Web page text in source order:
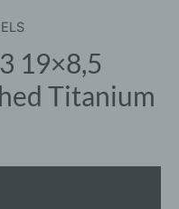
19×8,5
Titanium